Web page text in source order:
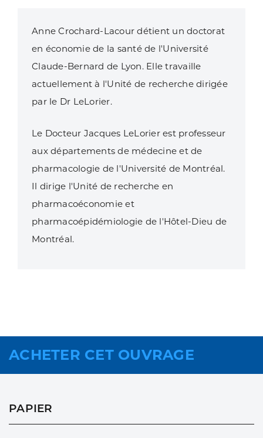
Anne Crochard-Lacour détient un doctorat
en économie de la santé de l'Université
Claude-Bernard de Lyon. Elle travaille
actuellement à l'Unité de recherche dirigée
par le Dr LeLorier.
Le Docteur Jacques LeLorier est professeur
aux départements de médecine et de
pharmacologie de l'Université de Montréal.
Il dirige l'Unité de recherche en
pharmacoéconomie et
pharmacoépidémiologie de l'Hôtel-Dieu de
Montréal.
ACHETER CET OUVRAGE
PAPIER